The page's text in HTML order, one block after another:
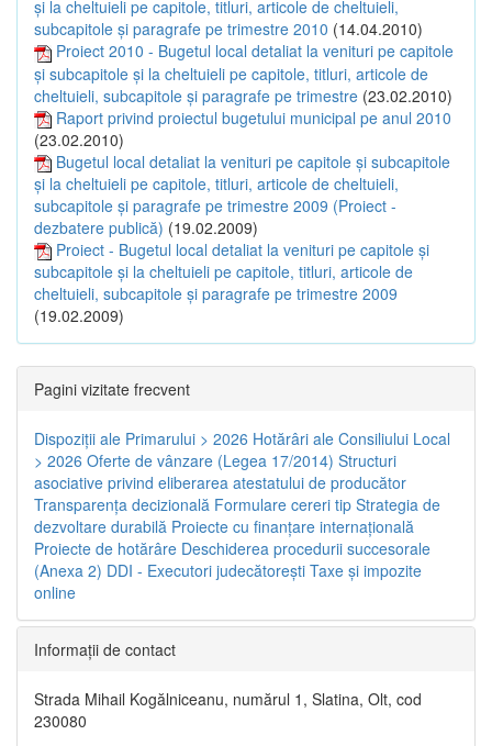
şi la cheltuieli pe capitole, titluri, articole de cheltuieli,
subcapitole şi paragrafe pe trimestre 2010 (14.04.2010)
Proiect 2010 - Bugetul local detaliat la venituri pe capitole
şi subcapitole şi la cheltuieli pe capitole, titluri, articole de
cheltuieli, subcapitole şi paragrafe pe trimestre (23.02.2010)
Raport privind proiectul bugetului municipal pe anul 2010
(23.02.2010)
Bugetul local detaliat la venituri pe capitole şi subcapitole
şi la cheltuieli pe capitole, titluri, articole de cheltuieli,
subcapitole şi paragrafe pe trimestre 2009 (Proiect -
dezbatere publică) (19.02.2009)
Proiect - Bugetul local detaliat la venituri pe capitole şi
subcapitole şi la cheltuieli pe capitole, titluri, articole de
cheltuieli, subcapitole şi paragrafe pe trimestre 2009
(19.02.2009)
Pagini vizitate frecvent
Dispoziţii ale Primarului > 2026 Hotărâri ale Consiliului Local
> 2026 Oferte de vânzare (Legea 17/2014) Structuri
asociative privind eliberarea atestatului de producător
Transparenţa decizională Formulare cereri tip Strategia de
dezvoltare durabilă Proiecte cu finanţare internaţională
Proiecte de hotărâre Deschiderea procedurii succesorale
(Anexa 2) DDI - Executori judecătorești Taxe şi impozite
online
Informaţii de contact
Strada Mihail Kogălniceanu, numărul 1, Slatina, Olt, cod
230080